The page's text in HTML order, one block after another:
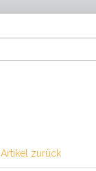
Artikel zurück